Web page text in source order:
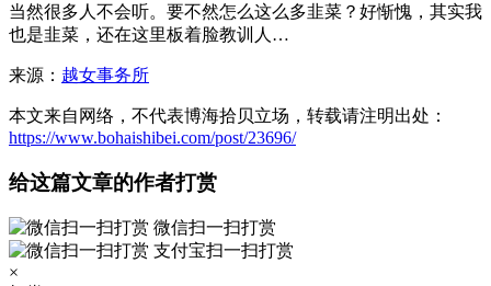
当然很多人不会听。要不然怎么这么多韭菜？好惭愧，其实我
也是韭菜，还在这里板着脸教训人…
来源： 越女事务所
本文来自网络，不代表博海拾贝立场，转载请注明出处：
https://www.bohaishibei.com/post/23696/
给这篇文章的作者打赏
微信扫一扫打赏
支付宝扫一扫打赏
×